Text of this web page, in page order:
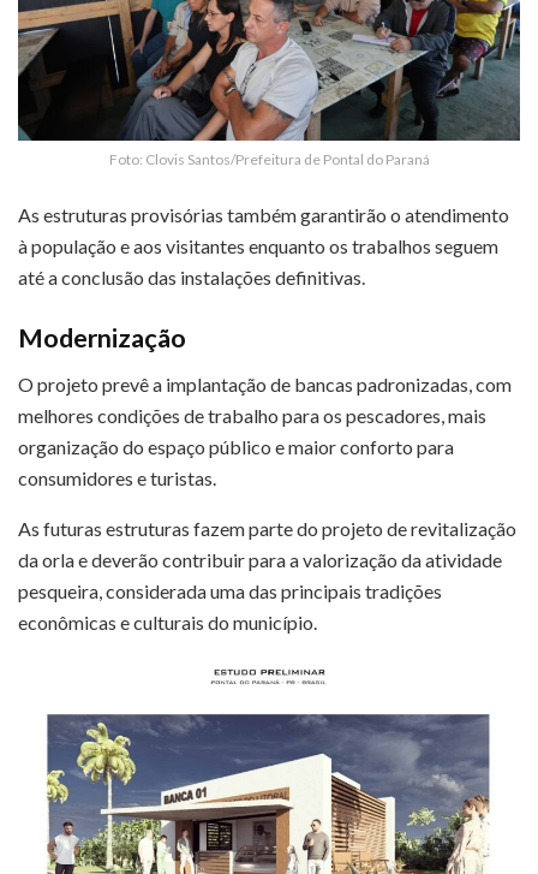
Foto: Clovis Santos/Prefeitura de Pontal do Paraná
As estruturas provisórias também garantirão o atendimento
à população e aos visitantes enquanto os trabalhos seguem
até a conclusão das instalações definitivas.
Modernização
O projeto prevê a implantação de bancas padronizadas, com
melhores condições de trabalho para os pescadores, mais
organização do espaço público e maior conforto para
consumidores e turistas.
As futuras estruturas fazem parte do projeto de revitalização
da orla e deverão contribuir para a valorização da atividade
pesqueira, considerada uma das principais tradições
econômicas e culturais do município.